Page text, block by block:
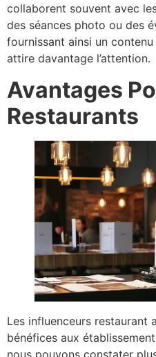
collaborent souvent avec
des séances photo ou des
fournissant ainsi un
attire davantage l’attention.
Avantages
Restaurants
Les influenceurs restaurant
bénéfices aux
nous pouvons constater